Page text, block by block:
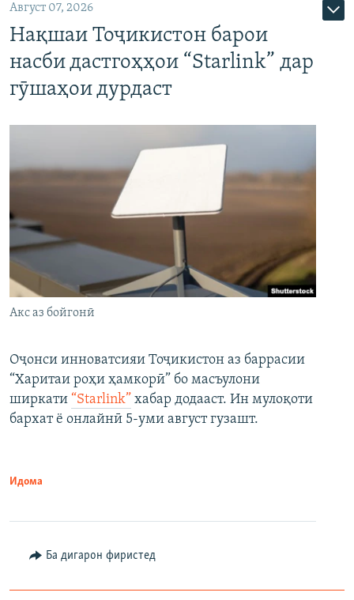
Август 07, 2026
Нақшаи Тоҷикистон барои
насби дастгоҳҳои “Starlink” дар
гӯшаҳои дурдаст
Акс аз бойгонӣ
Оҷонси инноватсияи Тоҷикистон аз баррасии
“Харитаи роҳи ҳамкорӣ” бо масъулони
ширкати “Starlink” хабар додааст. Ин мулоқоти
бархат ё онлайнӣ 5-уми август гузашт.
Идома
Ба дигарон фиристед